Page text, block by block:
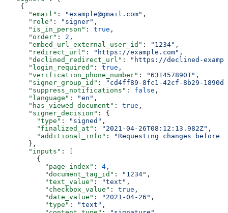
    {
      "email"
: "example@gmail.com" ,
      "role"
: "signer" ,
      "is_in_person"
: true ,
      "order"
: 2 ,
      "embed_url_external_user_id"
: "1234" ,
      "redirect_url"
: "https://example.com" ,
      "declined_redirect_url"
:
"https://declined-
      "login_required"
: true ,
      "verification_phone_number"
: "6314578901" ,
      "signer_group_id"
:
"cd4ff89-8fc1-42cf-8b29-
      "suppress_notifications"
: false ,
      "language"
: "en" ,
      "has_viewed_document"
: true ,
      "signer_decision"
: {
        "type"
: "signed" ,
        "finalized_at"
: "2021-04-26T08:12:13.982Z" ,
        "additional_info"
:
"Requesting changes before
      },
      "inputs"
: [
        {
          "page_index"
: 4 ,
          "document_tag_id"
: "1234" ,
          "text_value"
: "text" ,
          "checkbox_value"
: true ,
          "date_value"
: "2021-04-26" ,
          "type"
: "text" ,